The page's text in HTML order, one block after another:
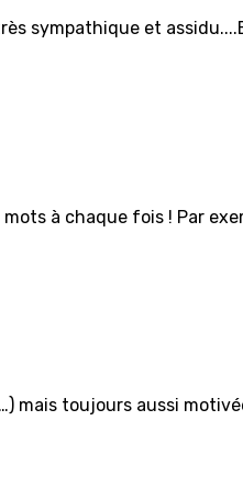
sympathique et
à chaque fois ! Par
mais toujours aussi